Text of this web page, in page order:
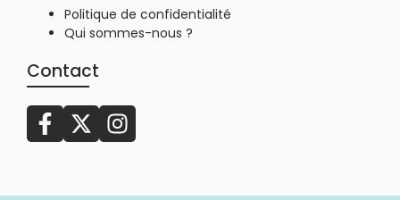
Politique de confidentialité
Qui sommes-nous ?
Contact